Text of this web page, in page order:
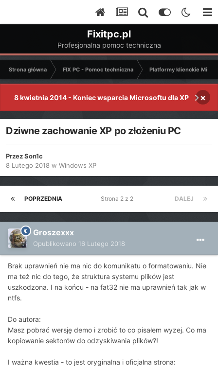
Fixitpc.pl
Profesjonalna pomoc techniczna
Strona główna FIX PC - Pomoc techniczna Platformy klienckie
8 kwietnia 2014 - Koniec wsparcia Microsoftu dla XP ×
Dziwne zachowanie XP po złożeniu PC
PrzezSon1c
8 Lutego 2018 w Windows XP
POPRZEDNIA DALEJ
Strona 2 z 2
Groszexxx
Opublikowano 16 Lutego 2018
Brak uprawnień nie ma nic do komunikatu o formatowaniu. Nie
ma też nic do tego, że struktura systemu plików jest
uszkodzona. I na końcu - na fat32 nie ma uprawnień tak jak w
ntfs.
Do autora:
Masz pobrać wersję demo i zrobić to co pisałem wyzej. Co ma
kopiowanie sektorów do odzyskiwania plików?!
I ważna kwestia - to jest oryginalna i oficjalna strona: